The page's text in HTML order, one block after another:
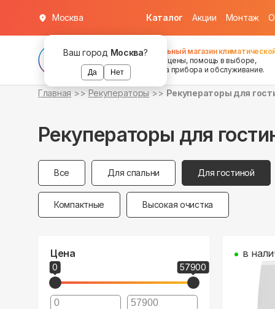
Ваш город Москва?
Да Нет
Москва Каталог Акции Монтаж О
Федеральный магазин
хорошие цены, помощь в выборе,
установка прибора и обслуживание.
Главная Рекуператоры Рекуператоры для
Рекуператоры для
Все Для спальни Для гостиной
Компактные Высокая очистка
Цена
0 57900
в